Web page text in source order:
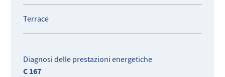
Terrace
Diagnosi delle prestazioni energetiche
C 167